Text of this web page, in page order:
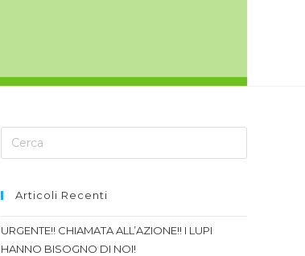
Articoli Recenti
URGENTE!! CHIAMATA ALL’AZIONE!! I LUPI
HANNO BISOGNO DI NOI!